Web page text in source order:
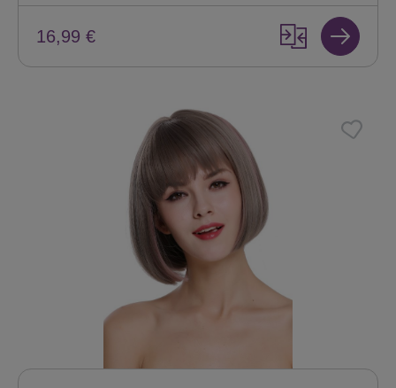
16,99 €